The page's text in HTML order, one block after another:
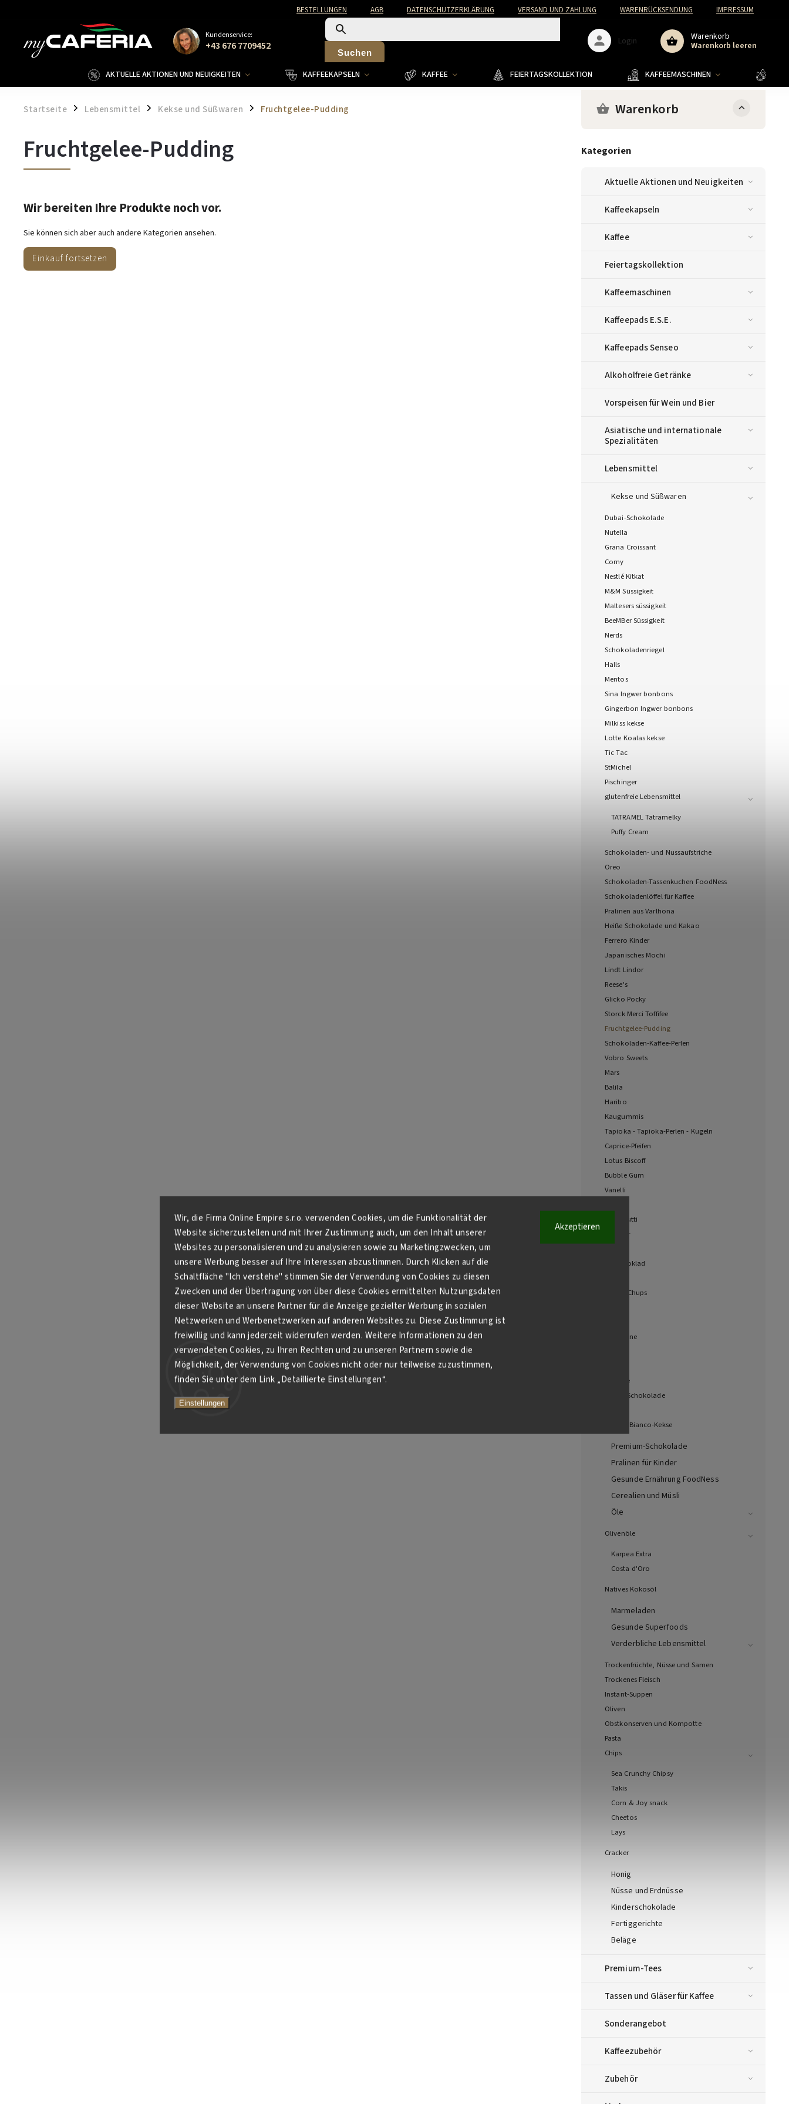
Wir, die Firma Online Empire s.r.o. verwenden Cookies, um die Funktionalität der
Website sicherzustellen und mit Ihrer Zustimmung auch, um den Inhalt unserer
Websites zu personalisieren und zu analysieren sowie zu Marketingzwecken, um
unsere Werbung besser auf Ihre Interessen abzustimmen. Durch Klicken auf die
Schaltfläche "Ich verstehe" stimmen Sie der Verwendung von Cookies zu diesen
Zwecken und der Übertragung von über diese Cookies ermittelten Nutzungsdaten
dieser Website an unsere Partner für die Anzeige gezielter Werbung in sozialen
Netzwerken und Werbenetzwerken auf anderen Websites zu. Diese Zustimmung ist
freiwillig und kann jederzeit widerrufen werden. Weitere Informationen zu den
verwendeten Cookies, zu Ihren Rechten und zu unseren Partnern sowie die
Möglichkeit, der Verwendung von Cookies nicht oder nur teilweise zuzustimmen,
finden Sie unter dem Link „Detaillierte Einstellungen“.
Einstellungen
Akzeptieren
BESTELLUNGEN AGB DATENSCHUTZERKLÄRUNG VERSAND UND ZAHLUNG WARENRÜCKSENDUNG IMPRESSUM
Kundenservice:
+43 676 7709452 Suchen
Warenkorb
Warenkorb leeren
Login
AKTUELLE AKTIONEN UND NEUIGKEITEN KAFFEEKAPSELN KAFFEE FEIERTAGSKOLLEKTION KAFFEEMASCHINEN
Startseite / Lebensmittel / Kekse und Süßwaren / Fruchtgelee-Pudding Warenkorb
Kategorien
Aktuelle Aktionen und Neuigkeiten
Kaffeekapseln
Kaffee
Feiertagskollektion
Kaffeemaschinen
Kaffeepads E.S.E.
Kaffeepads Senseo
Alkoholfreie Getränke
Vorspeisen für Wein und Bier
Asiatische und internationale
Spezialitäten
Lebensmittel
Kekse und Süßwaren
Dubai-Schokolade
Nutella
Grana Croissant
Corny
Nestlé Kitkat
M&M Süssigkeit
Maltesers süssigkeit
BeeMBer Süssigkeit
Nerds
Schokoladenriegel
Halls
Mentos
Sina Ingwer bonbons
Gingerbon Ingwer bonbons
Milkiss kekse
Lotte Koalas kekse
Tic Tac
StMichel
Pischinger
glutenfreie Lebensmittel
TATRAMEL Tatramelky
Puffy Cream
Schokoladen- und Nussaufstriche
Oreo
Schokoladen-Tassenkuchen FoodNess
Schokoladenlöffel für Kaffee
Pralinen aus Varlhona
Heiße Schokolade und Kakao
Ferrero Kinder
Japanisches Mochi
Lindt Lindor
Reese's
Glicko Pocky
Storck Merci Toffifee
Fruchtgelee-Pudding
Schokoladen-Kaffee-Perlen
Vobro Sweets
Mars
Balila
Haribo
Kaugummis
Tapioka - Tapioka-Perlen - Kugeln
Caprice-Pfeifen
Lotus Biscoff
Bubble Gum
Vanelli
Tutti Frutti
Loacker
Zlatý poklad
Chupa Chups
Panettone
Woogie
Witors Schokolade
Mulino-Bianco-Kekse
Premium-Schokolade
Pralinen für Kinder
Gesunde Ernährung FoodNess
Cerealien und Müsli
Öle
Olivenöle
Karpea Extra
Costa d'Oro
Natives Kokosöl
Marmeladen
Gesunde Superfoods
Verderbliche Lebensmittel
Trockenfrüchte, Nüsse und Samen
Trockenes Fleisch
Instant-Suppen
Oliven
Obstkonserven und Kompotte
Pasta
Chips
Sea Crunchy Chipsy
Takis
Corn & Joy snack
Cheetos
Lays
Cracker
Honig
Nüsse und Erdnüsse
Kinderschokolade
Fertiggerichte
Beläge
Premium-Tees
Tassen und Gläser für Kaffee
Sonderangebot
Kaffeezubehör
Zubehör
Fruchtgelee-Pudding
Wir bereiten Ihre Produkte noch vor.
Sie können sich aber auch andere Kategorien ansehen.
Einkauf fortsetzen